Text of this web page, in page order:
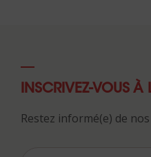
INSCRIVEZ-VOUS À
Restez informé(e) de